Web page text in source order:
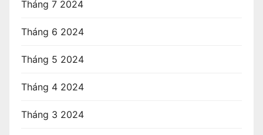
Tháng 7 2024
Tháng 6 2024
Tháng 5 2024
Tháng 4 2024
Tháng 3 2024